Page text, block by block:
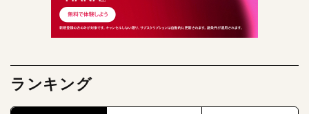
ランキング